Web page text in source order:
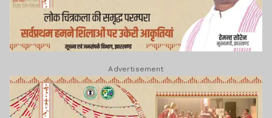
Advertisement